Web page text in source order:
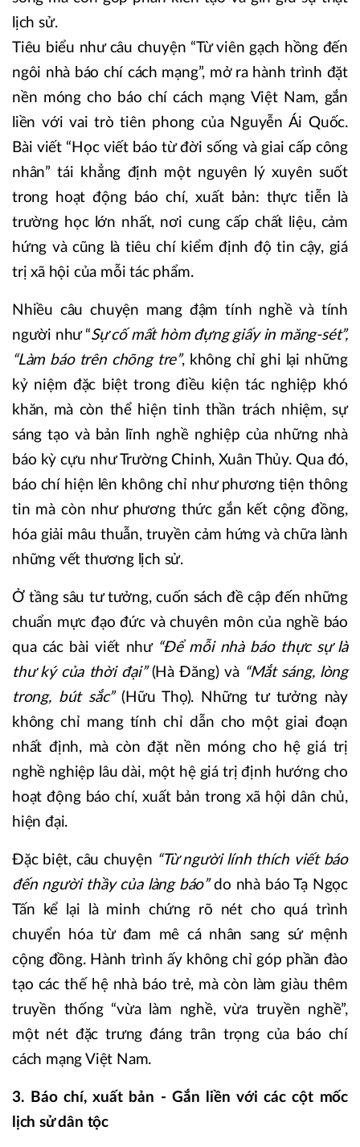
lịch sử.
Tiêu biểu như câu chuyện “Từ viên gạch hồng đến
ngôi nhà báo chí cách mạng”, mở ra hành trình đặt
nền móng cho báo chí cách mạng Việt Nam, gắn
liền với vai trò tiên phong của Nguyễn Ái Quốc.
Bài viết “Học viết báo từ đời sống và giai cấp công
nhân” tái khẳng định một nguyên lý xuyên suốt
trong hoạt động báo chí, xuất bản: thực tiễn là
trường học lớn nhất, nơi cung cấp chất liệu, cảm
hứng và cũng là tiêu chí kiểm định độ tin cậy, giá
trị xã hội của mỗi tác phẩm.
Nhiều câu chuyện mang đậm tính nghề và tính
người như “Sự cố mất hòm đựng giấy in măng-sét”,
“Làm báo trên chõng tre”, không chỉ ghi lại những
kỷ niệm đặc biệt trong điều kiện tác nghiệp khó
khăn, mà còn thể hiện tinh thần trách nhiệm, sự
sáng tạo và bản lĩnh nghề nghiệp của những nhà
báo kỳ cựu như Trường Chinh, Xuân Thủy. Qua đó,
báo chí hiện lên không chỉ như phương tiện thông
tin mà còn như phương thức gắn kết cộng đồng,
hóa giải mâu thuẫn, truyền cảm hứng và chữa lành
những vết thương lịch sử.
Ở tầng sâu tư tưởng, cuốn sách đề cập đến những
chuẩn mực đạo đức và chuyên môn của nghề báo
qua các bài viết như “Để mỗi nhà báo thực sự là
thư ký của thời đại”(Hà Đăng) và “Mắt sáng, lòng
trong, bút sắc”(Hữu Thọ). Những tư tưởng này
không chỉ mang tính chỉ dẫn cho một giai đoạn
nhất định, mà còn đặt nền móng cho hệ giá trị
nghề nghiệp lâu dài, một hệ giá trị định hướng cho
hoạt động báo chí, xuất bản trong xã hội dân chủ,
hiện đại.
Đặc biệt, câu chuyện “Từ người lính thích viết báo
đến người thầy của làng báo”do nhà báo Tạ Ngọc
Tấn kể lại là minh chứng rõ nét cho quá trình
chuyển hóa từ đam mê cá nhân sang sứ mệnh
cộng đồng. Hành trình ấy không chỉ góp phần đào
tạo các thế hệ nhà báo trẻ, mà còn làm giàu thêm
truyền thống “vừa làm nghề, vừa truyền nghề”,
một nét đặc trưng đáng trân trọng của báo chí
cách mạng Việt Nam.
3. Báo chí, xuất bản - Gắn liền với các cột mốc
lịch sử dân tộc